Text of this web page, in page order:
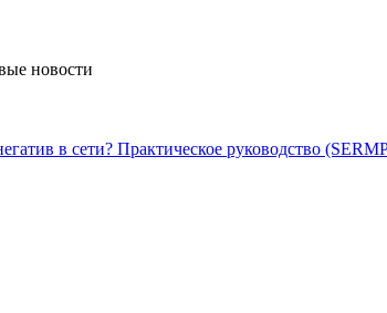
новости
в сети? Практическое руководство